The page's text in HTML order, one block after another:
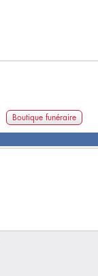
Boutique funéraire